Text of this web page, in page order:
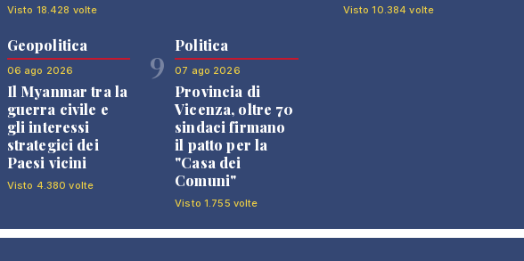
Visto 18.428 volte Visto 10.384 volte
Geopolitica
06 ago 2026
Il Myanmar tra la
guerra civile e
gli interessi
strategici dei
Paesi vicini
Visto 4.380 volte
9
Politica
07 ago 2026
Provincia di
Vicenza, oltre 70
sindaci firmano
il patto per la
"Casa dei
Comuni"
Visto 1.755 volte